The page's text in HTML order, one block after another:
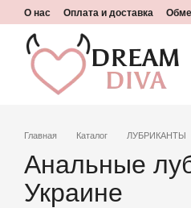
Перейти к основному контенту
О нас Оплата и доставка
Главная Каталог ЛУБРИКАНТЫ
Анальные
Украине